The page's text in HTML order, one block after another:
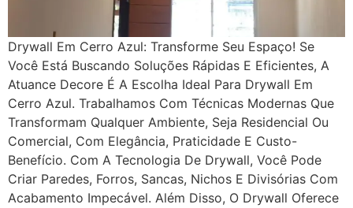
Drywall Em Cerro Azul: Transforme Seu Espaço! Se
Você Está Buscando Soluções Rápidas E Eficientes, A
Atuance Decore É A Escolha Ideal Para Drywall Em
Cerro Azul. Trabalhamos Com Técnicas Modernas Que
Transformam Qualquer Ambiente, Seja Residencial Ou
Comercial, Com Elegância, Praticidade E Custo-
Benefício. Com A Tecnologia De Drywall, Você Pode
Criar Paredes, Forros, Sancas, Nichos E Divisórias Com
Acabamento Impecável. Além Disso, O Drywall Oferece